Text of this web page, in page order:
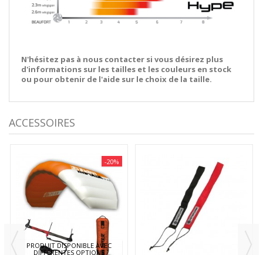
N'hésitez pas à nous contacter si vous désirez plus
d'informations sur les tailles et les couleurs en stock
ou pour obtenir de l'aide sur le choix de la taille.
ACCESSOIRES
-20%
PRODUIT DISPONIBLE AVEC
DIFFÉRENTES OPTIONS